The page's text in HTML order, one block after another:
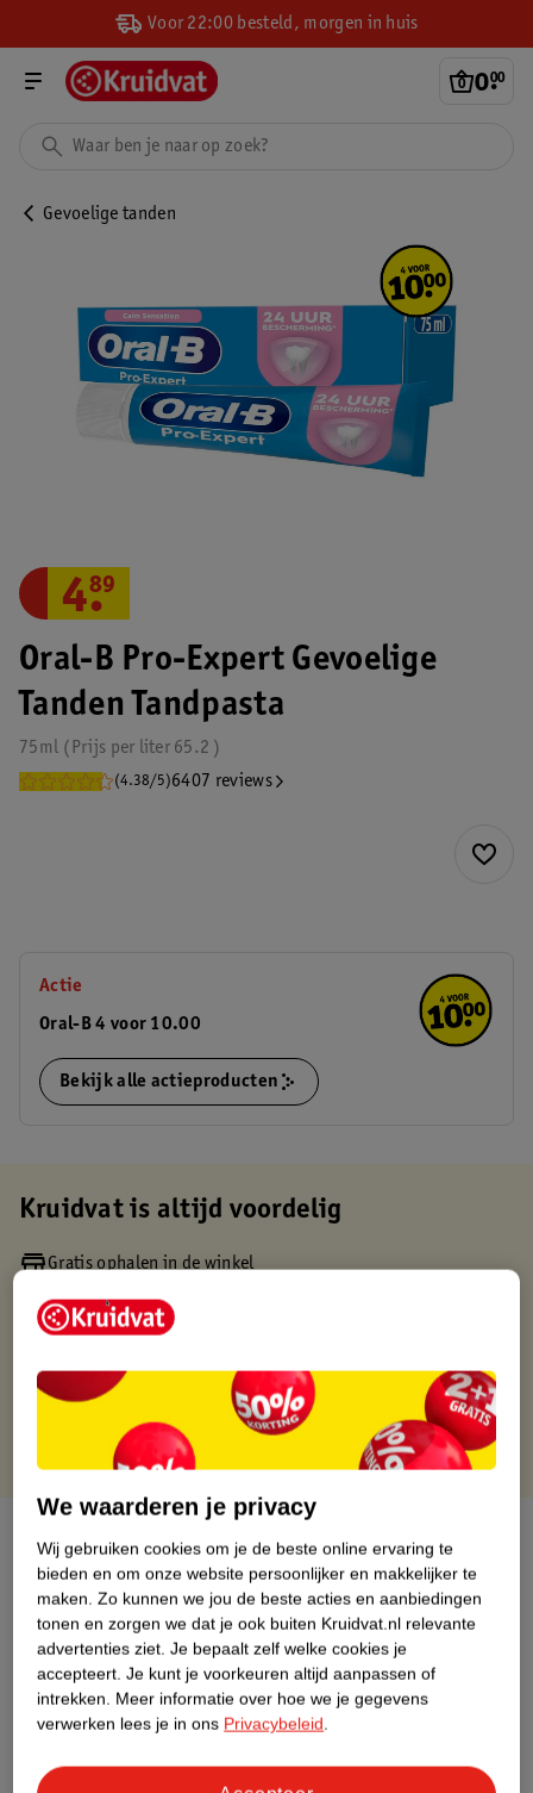
Voor 22:00 besteld, morgen in huis
0.
00
Gevoelige tanden
Oral-B Pro-Expert Gevoelige
Tanden Tandpasta
75ml 65.2
Prijs per liter
(4.38/5)6407 reviews
4.
89
Actie
Oral-B 4 voor 10.00
Bekijk alle actieproducten
Kruidvat is altijd voordelig
Gratis ophalen in de winkel
Gratis thuisbezorgd vanaf 50.00
Gratis punten met je Kruidvat kaart
Over dit product
Productinformatie
Etiketinformatie
Nature Impact Score
Dit product heeft (nog) geen Nature
We waarderen je privacy
Wij gebruiken cookies om je de beste online ervaring te
bieden en om onze website persoonlijker en makkelijker te
maken. Zo kunnen we jou de beste acties en aanbiedingen
tonen en zorgen we dat je ook buiten Kruidvat.nl relevante
advertenties ziet. Je bepaalt zelf welke cookies je
accepteert. Je kunt je voorkeuren altijd aanpassen of
intrekken. Meer informatie over hoe we je gegevens
verwerken lees je in ons Privacybeleid.